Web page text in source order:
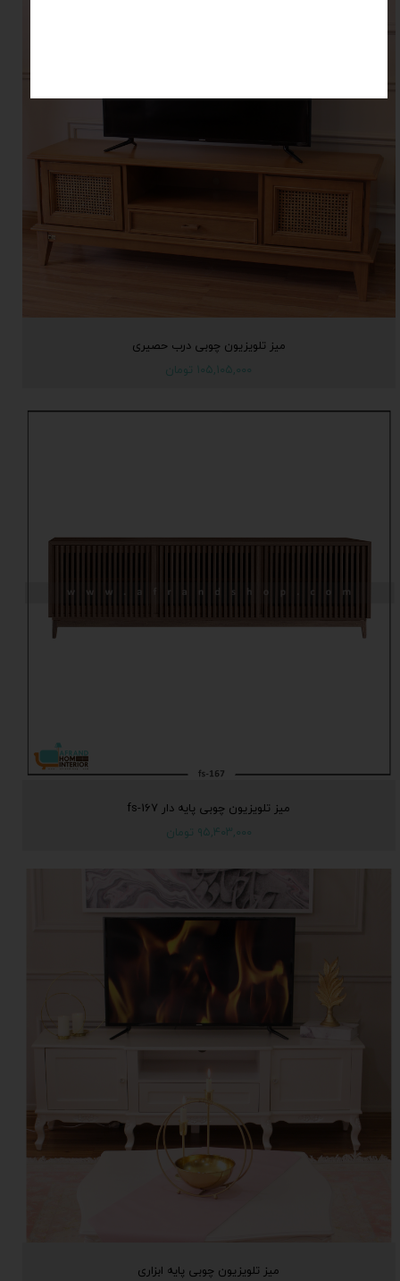
میز تلویزیون چوبی درب حصیری
۱۰۵,۱۰۵,۰۰۰ تومان
میز تلویزیون چوبی پایه دار fs-167
۹۵,۴۰۳,۰۰۰ تومان
میز تلویزیون چوبی پایه ابزاری